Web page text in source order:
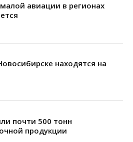
авиации в регионах
находятся на
почти 500 тонн
продукции